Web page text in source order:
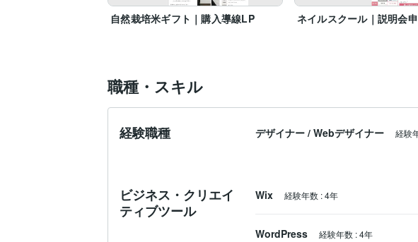
自然栽培米ギフト｜購入導線LP ネイルスクール｜説明会
職種・スキル
経験職種 デザイナー / Webデザイナー 経験
ビジネス・クリエイ
ティブツール
Wix 経験年数 :4年
WordPress 経験年数 :4年